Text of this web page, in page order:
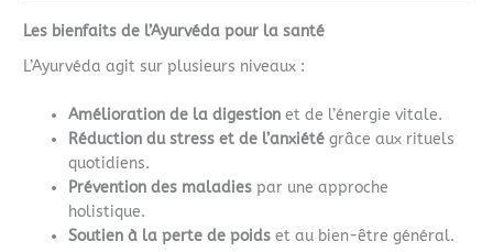
Les bienfaits de l’Ayurvéda pour la santé
L’Ayurvéda agit sur plusieurs niveaux :
Amélioration de la digestion et de l’énergie vitale.
Réduction du stress et de l’anxiété grâce aux rituels
quotidiens.
Prévention des maladies par une approche
holistique.
Soutien à la perte de poids et au bien-être général.